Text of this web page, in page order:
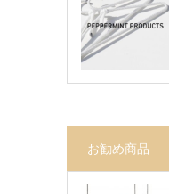
お勧め商品